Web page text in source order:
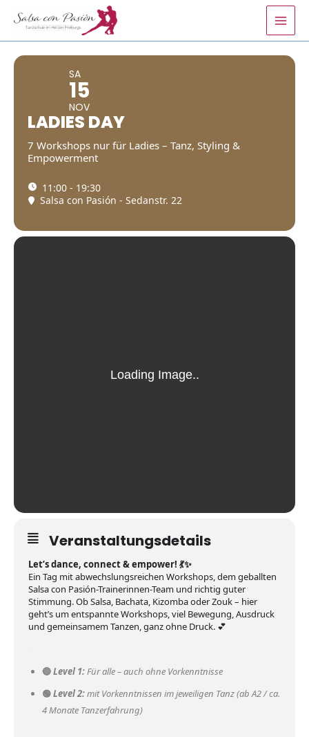
Inhalt
springen
SA
15
NOV
LADIES DAY
7 Workshops nur für Ladies – Tanz, Styling &
Empowerment
11:00 - 19:30
Salsa con Pasión - Sedanstr. 22
Veranstaltungsdetails
Let’s dance, connect & empower! 💃✨
Ein Tag mit abwechslungsreichen Workshops, dem geballten
Salsa con Pasión-Trainerinnen-Team und richtig guter
Stimmung. Ob Salsa, Bachata, Kizomba oder Zouk – hier
geht’s um entspannte Workshops, viel Bewegung, Ausdruck
und gemeinsamem Tanzen, ganz ohne Druck. 💕
🔵Level 1:Für alle – auch ohne Vorkenntnisse
🟢Level 2:mit Vorkenntnissen im jeweiligen Tanz (ab A2 / ca.
4 Monate Tanzerfahrung)